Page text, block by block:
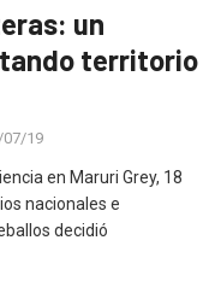
un
territorio
07/19
en Maruri Grey, 18
nacionales e
decidió